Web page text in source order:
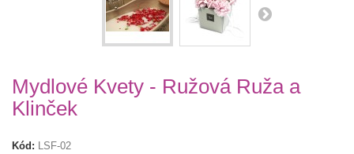
Mydlové Kvety - Ružová Ruža a
Klinček
Kód: LSF-02